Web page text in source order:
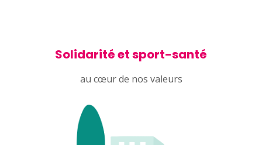
Solidarité et sport-santé
au cœur de nos valeurs